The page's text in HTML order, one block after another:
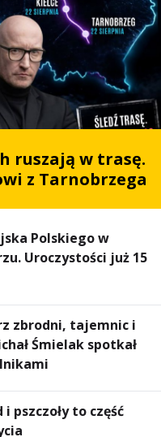
ruszają w trasę.
z Tarnobrzega
Polskiego w
Uroczystości już 15
zbrodni, tajemnic i
Śmielak spotkał
i pszczoły to część